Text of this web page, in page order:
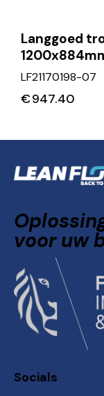
Langgoed
LF21170198-07
€947.40
voor uw
Socials